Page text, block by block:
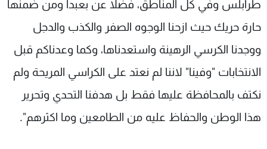
طرابلس وفي كل المناطق، فضلا عن بعبدا ومن ضمنها
حارة حريك حيث ازحنا الوجوه الصفر والكذب والدجل
ووجدنا الكرسي الرهينة واستعدناها، وكما وعدناكم قبل
الانتخابات "وفينا" لاننا لم نعتد على الكراسي المريحة ولم
نكتف بالمحافظة عليها فقط بل هدفنا التحدي وتحرير
هذا الوطن والحفاظ عليه من الطامعين وما اكثرهم".